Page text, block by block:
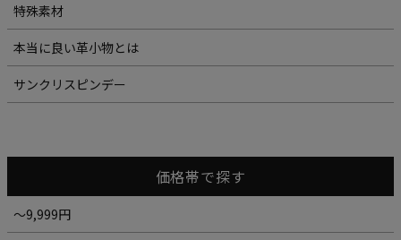
特殊素材
本当に良い革小物とは
サンクリスピンデー
価格帯で探す
～9,999円